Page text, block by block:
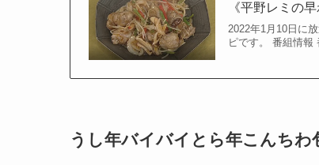
《平野レミの
2022年1月10日に
ピです。 番組情報
うし年バイバイとら年こんちわ